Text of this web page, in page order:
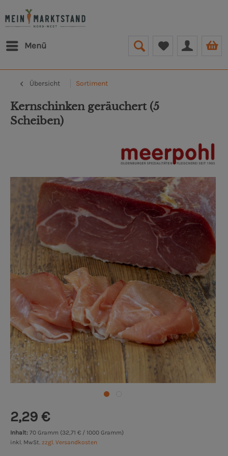
Menü
Übersicht Sortiment
Kernschinken geräuchert (5
Scheiben)
2,29 €
Inhalt: 70 Gramm (32,71 € / 1000 Gramm)
inkl. MwSt. zzgl. Versandkosten